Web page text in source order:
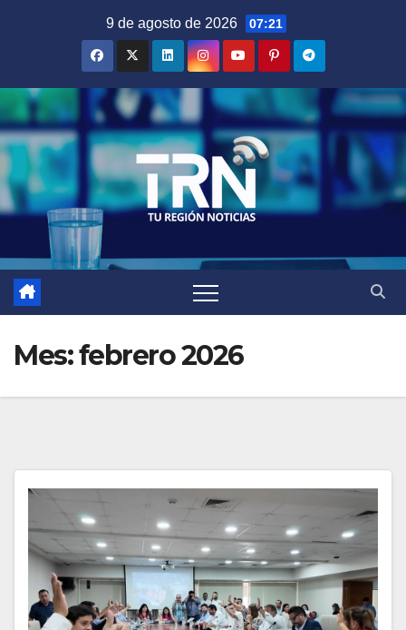
9 de agosto de 2026 07:21
Mes:febrero 2026